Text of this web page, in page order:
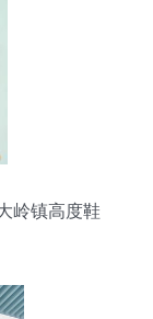
岭镇高度鞋